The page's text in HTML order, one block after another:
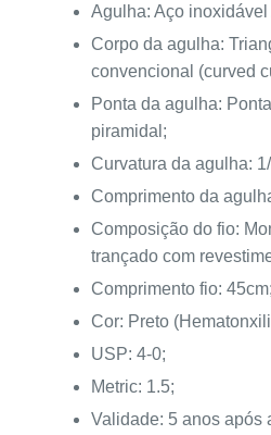
Agulha: Aço inoxidável
Corpo da agulha:
convencional (curved
Ponta da agulha:
piramidal;
Curvatura da agulha:
Comprimento da
Composição do fio:
trançado com
Comprimento fio: 45cm;
Cor: Preto
USP: 4-0;
Metric: 1.5;
Validade: 5 anos após